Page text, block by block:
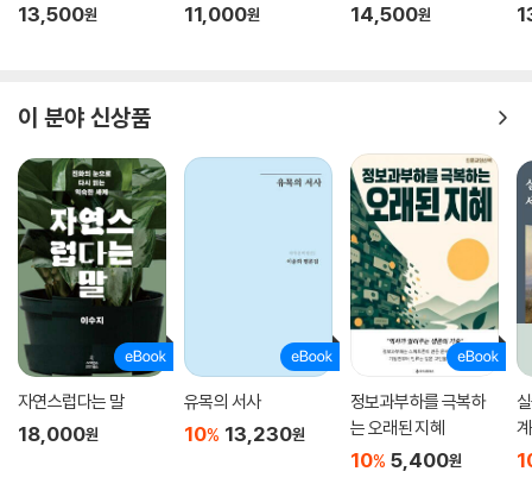
13,500원 11,000원 14,500원
이 분야 신상품
자연스럽다는 말
18,000원
유목의 서사
10% 13,230원
정보과부하를 극복하
는 오래된 지혜
10% 5,400원